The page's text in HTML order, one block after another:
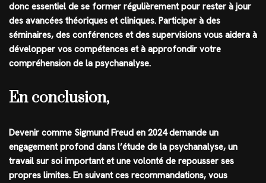
donc essentiel de se former régulièrement pour rester à jour
des avancées théoriques et cliniques. Participer à des
séminaires, des conférences et des supervisions vous aidera à
développer vos compétences et à approfondir votre
compréhension de la psychanalyse.
En conclusion,
Devenir comme Sigmund Freud en 2024 demande un
engagement profond dans l’étude de la psychanalyse, un
travail sur soi important et une volonté de repousser ses
propres limites. En suivant ces recommandations, vous